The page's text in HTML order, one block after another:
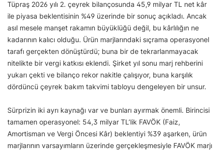
Tüpraş 2026 yılı 2. çeyrek bilançosunda 45,9 milyar TL net kâr
ile piyasa beklentisinin %49 üzerinde bir sonuç açıkladı. Ancak
asıl mesele manşet rakamın büyüklüğü değil, bu kârlılığın ne
kadarının kalıcı olduğu. Ürün marjlarındaki sıçrama operasyonel
tarafı gerçekten dönüştürdü; buna bir de tekrarlanmayacak
nitelikte bir vergi katkısı eklendi. Şirket yıl sonu marj rehberini
yukarı çekti ve bilanço rekor nakitle çalışıyor, buna karşılık
dördüncü çeyrek bakım takvimi tabloyu dengeleyen bir unsur.
Sürprizin iki ayrı kaynağı var ve bunları ayırmak önemli. Birincisi
tamamen operasyonel: 54,3 milyar TL’lik FAVÖK (Faiz,
Amortisman ve Vergi Öncesi Kâr) beklentiyi %39 aşarken, ürün
marjlarının varsayımların üzerinde gerçekleşmesiyle FAVÖK marjı